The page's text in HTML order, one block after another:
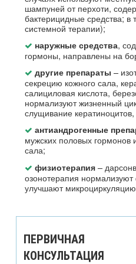
шампуней от перхоти,
бактерицидные средства; в
системной терапии);
наружные средства,
гормоны, направлены на
другие препараты –
секрецию кожного сала,
салициловая кислота,
нормализуют жизненный
слущивание
антиандрогенные
мужских половых гормонов
сала;
физиотерапия –
озонотерапия
улучшают
ПЕРВИЧНАЯ
КОНСУЛЬТАЦИЯ